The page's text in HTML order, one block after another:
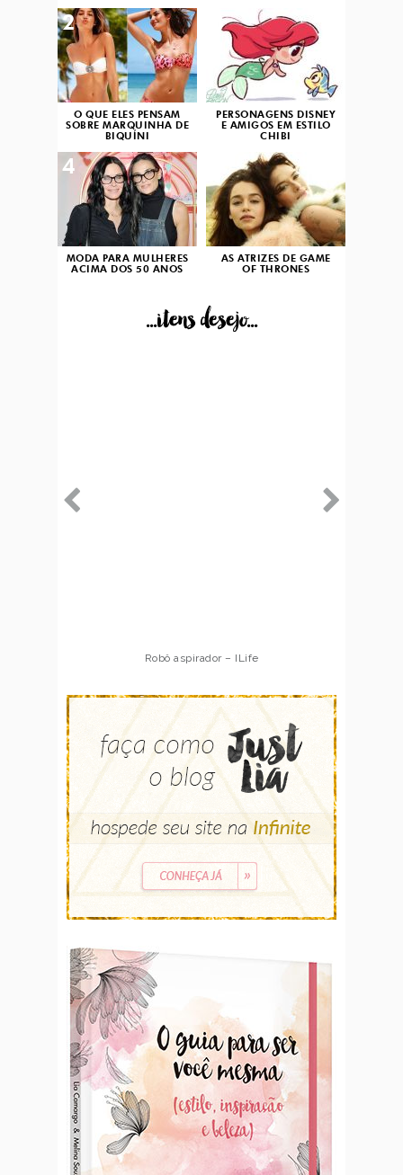
O QUE ELES PENSAM
SOBRE MARQUINHA DE
BIQUÍNI
2
PERSONAGENS DISNEY
E AMIGOS EM ESTILO
CHIBI
3
MODA PARA MULHERES
ACIMA DOS 50 ANOS
4
AS ATRIZES DE GAME
OF THRONES
...itens desejo...
Robô aspirador – ILife